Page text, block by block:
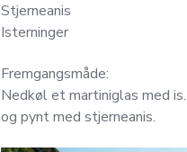
Stjerneanis
Isterninger
Fremgangsmåde:
Nedkøl et martiniglas med
og pynt med stjerneanis.